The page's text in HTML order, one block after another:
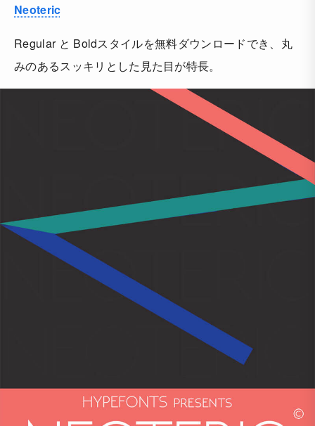
Neoteric
Regular と Boldスタイルを無料ダウンロードでき、丸
みのあるスッキリとした見た目が特長。